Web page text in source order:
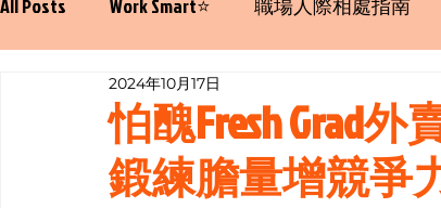
All Posts Work Smart⭐️ 職場人際相處指南
寫履歷表嘅技巧📝
怕醜Fresh Grad
鍛練膽量增競爭
2024年10月17日